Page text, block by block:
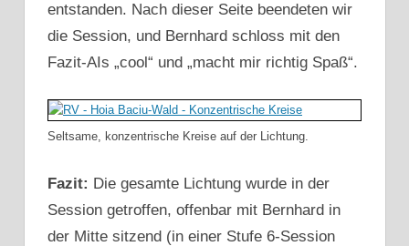
entstanden. Nach dieser Seite beendeten wir
die Session, und Bernhard schloss mit den
Fazit-AIs „cool“ und „macht mir richtig Spaß“.
Seltsame, konzentrische Kreise auf der Lichtung.
Fazit: Die gesamte Lichtung wurde in der
Session getroffen, offenbar mit Bernhard in
der Mitte sitzend (in einer Stufe 6-Session